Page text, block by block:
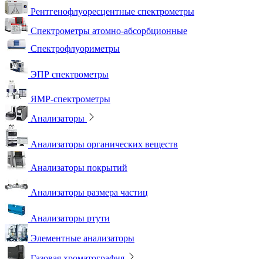
Рентгенофлуоресцентные спектрометры
Спектрометры атомно-абсорбционные
Спектрофлуориметры
ЭПР спектрометры
ЯМР-спектрометры
Анализаторы
Анализаторы органических веществ
Анализаторы покрытий
Анализаторы размера частиц
Анализаторы ртути
Элементные анализаторы